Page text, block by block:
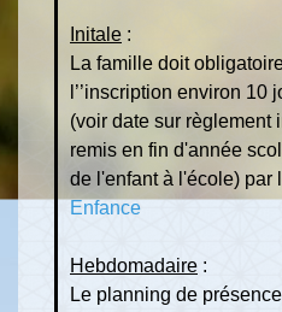
Initale :
La famille doit
l’’inscription environ 10
(voir date sur règlement
remis en fin d'année
de l'enfant à l'école) par
Enfance
Hebdomadaire :
Le planning de